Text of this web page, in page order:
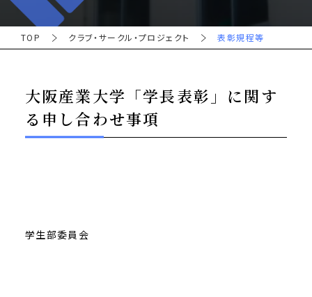
TOP クラブ・サークル・プロジェクト 表彰規程等
大阪産業大学「学長表彰」に関す
る申し合わせ事項
学生部委員会